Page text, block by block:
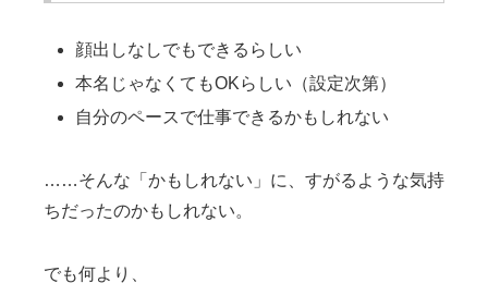
顔出しなしでもできるらしい
本名じゃなくてもOKらしい（設定次第）
自分のペースで仕事できるかもしれない
……そんな「かもしれない」に、すがるような気持
ちだったのかもしれない。
でも何より、